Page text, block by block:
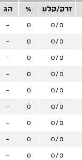
זרק/קלע % הג
0/0
0
-
0/0
0
-
0/0
0
-
0/0
0
-
0/0
0
-
0/0
0
-
0/0
0
-
0/0
0
-
0/0
0
-